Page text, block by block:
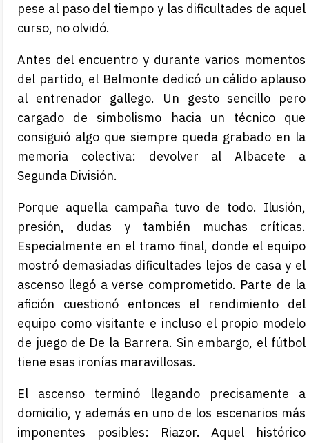
pese al paso del tiempo y las dificultades de aquel
curso, no olvidó.
Antes del encuentro y durante varios momentos
del partido, el Belmonte dedicó un cálido aplauso
al entrenador gallego. Un gesto sencillo pero
cargado de simbolismo hacia un técnico que
consiguió algo que siempre queda grabado en la
memoria colectiva: devolver al Albacete a
Segunda División.
Porque aquella campaña tuvo de todo. Ilusión,
presión, dudas y también muchas críticas.
Especialmente en el tramo final, donde el equipo
mostró demasiadas dificultades lejos de casa y el
ascenso llegó a verse comprometido. Parte de la
afición cuestionó entonces el rendimiento del
equipo como visitante e incluso el propio modelo
de juego de De la Barrera. Sin embargo, el fútbol
tiene esas ironías maravillosas.
El ascenso terminó llegando precisamente a
domicilio, y además en uno de los escenarios más
imponentes posibles: Riazor. Aquel histórico